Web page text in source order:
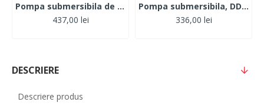
Pompa submersibila de mare adancime, DDT, QJD120-1.5, 1500 W, Inox, 8 turbine
437,00 lei
Pompa submersibila, DDT, QGD120, Inox, 120 m, 3 m³/h, 20 m cablu
336,00 lei
DESCRIERE
Descriere produs